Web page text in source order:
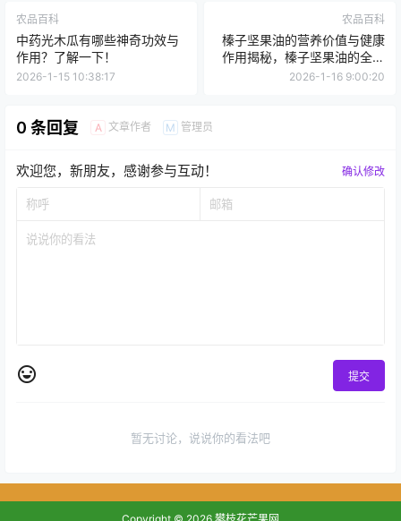
农品百科
中药光木瓜有哪些神奇功效与
作用？了解一下！
2026-1-15 10:38:17
农品百科
榛子坚果油的营养价值与健康
作用揭秘，榛子坚果油的全面
解析
2026-1-16 9:00:20
0 条回复 A 文章作者 M 管理员
欢迎您，新朋友，感谢参与互动！ 确认修改
提交
暂无讨论，说说你的看法吧